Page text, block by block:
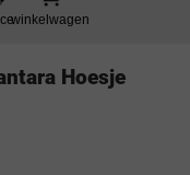
Hoesje